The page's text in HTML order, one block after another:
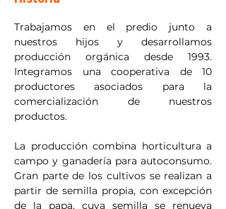
Trabajamos en el predio junto a
nuestros hijos y desarrollamos
producción orgánica desde 1993.
Integramos una cooperativa de 10
productores asociados para la
comercialización de nuestros
productos.
La producción combina horticultura a
campo y ganadería para autoconsumo.
Gran parte de los cultivos se realizan a
partir de semilla propia, con excepción
de la papa, cuya semilla se renueva